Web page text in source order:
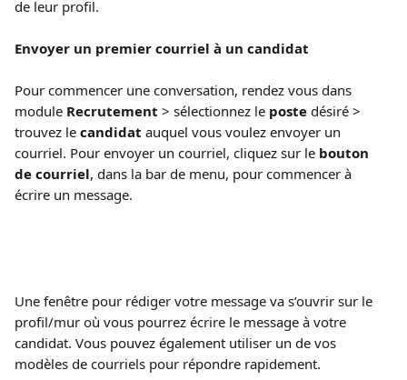
de leur profil.
Envoyer un premier courriel à un candidat
Pour commencer une conversation, rendez vous dans
module Recrutement > sélectionnez le poste désiré >
trouvez le candidat auquel vous voulez envoyer un
courriel. Pour envoyer un courriel, cliquez sur le bouton
de courriel, dans la bar de menu, pour commencer à
écrire un message.
Une fenêtre pour rédiger votre message va s’ouvrir sur le
profil/mur où vous pourrez écrire le message à votre
candidat. Vous pouvez également utiliser un de vos
modèles de courriels pour répondre rapidement.